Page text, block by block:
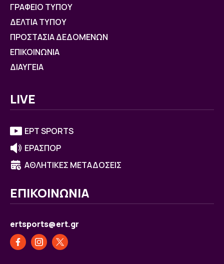
ΓΡΑΦΕΙΟ ΤΥΠΟΥ
ΔΕΛΤΙΑ ΤΥΠΟΥ
ΠΡΟΣΤΑΣΙΑ ΔΕΔΟΜΕΝΩΝ
ΕΠΙΚΟΙΝΩΝΙΑ
ΔΙΑΥΓΕΙΑ
LIVE
ΕΡΤ SPORTS
ΕΡΑΣΠΟΡ
ΑΘΛΗΤΙΚΕΣ ΜΕΤΑΔΟΣΕΙΣ
ΕΠΙΚΟΙΝΩΝΙΑ
ertsports@ert.gr